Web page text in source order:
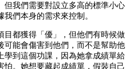
但我們需要對設立多高的標準小心
們本身的需求來控制。
目都獲得「優」，但他們有時候做
可能會傷害到他們，而不是幫助他
學到這個功課，因為她拿成績單給
怕。她想要藏起成績單，假裝自己